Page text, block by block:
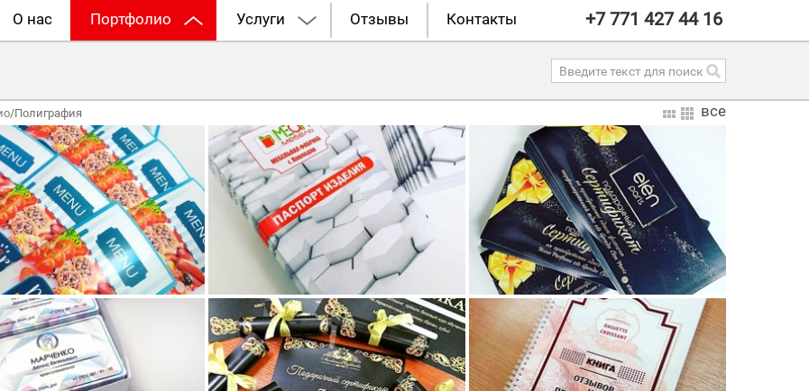
О нас Портфолио Услуги Отзывы Контакты +7 771 427 44 16
/Полиграфия все